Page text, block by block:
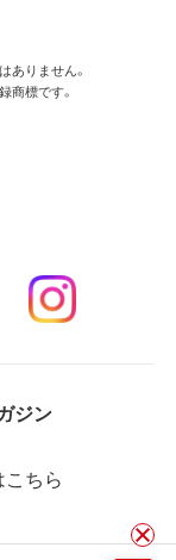
ありません。
商標です。
ジン
こちら